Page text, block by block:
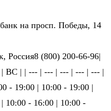
на просп. Победы, 14
Россия8 (800) 200-66-96|
| | --- | --- | --- | --- | --- |
- 19:00 | 10:00 - 19:00 |
10:00 - 16:00 | 10:00 -